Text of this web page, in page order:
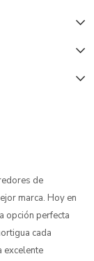
de
marca. Hoy en
opción perfecta
cada
excelente